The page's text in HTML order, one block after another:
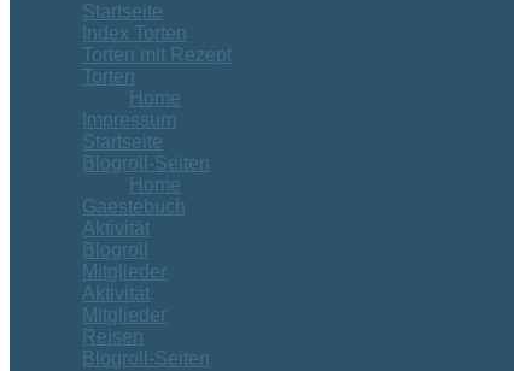
Startseite
Index Torten
Torten mit Rezept
Torten
Home
Impressum
Startseite
Blogroll-Seiten
Home
Gaestebuch
Aktivität
Blogroll
Mitglieder
Aktivität
Mitglieder
Reisen
Blogroll-Seiten